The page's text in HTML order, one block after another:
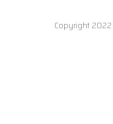
Copyright 2022